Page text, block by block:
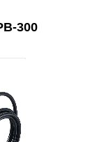
300